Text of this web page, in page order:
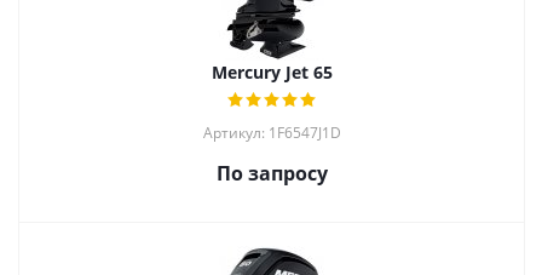
Mercury Jet 65
Артикул: 1F6547J1D
По запросу